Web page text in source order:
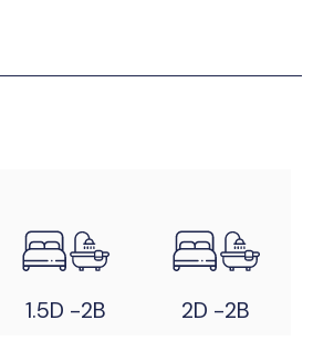
1.5D -2B 2D -2B